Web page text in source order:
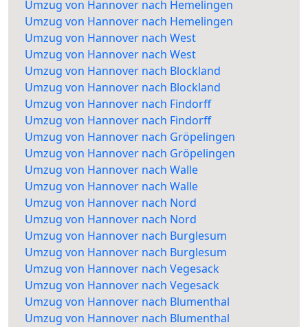
Umzug von Hannover nach Hemelingen
Umzug von Hannover nach Hemelingen
Umzug von Hannover nach West
Umzug von Hannover nach West
Umzug von Hannover nach Blockland
Umzug von Hannover nach Blockland
Umzug von Hannover nach Findorff
Umzug von Hannover nach Findorff
Umzug von Hannover nach Gröpelingen
Umzug von Hannover nach Gröpelingen
Umzug von Hannover nach Walle
Umzug von Hannover nach Walle
Umzug von Hannover nach Nord
Umzug von Hannover nach Nord
Umzug von Hannover nach Burglesum
Umzug von Hannover nach Burglesum
Umzug von Hannover nach Vegesack
Umzug von Hannover nach Vegesack
Umzug von Hannover nach Blumenthal
Umzug von Hannover nach Blumenthal